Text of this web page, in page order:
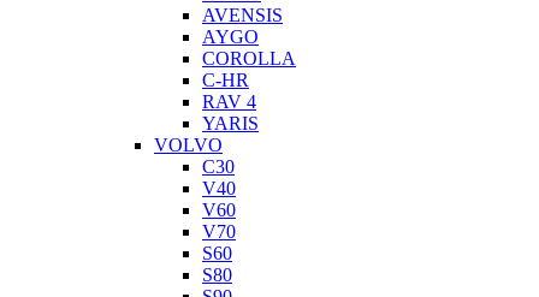
AVENSIS
AYGO
COROLLA
C-HR
RAV 4
YARIS
VOLVO
C30
V40
V60
V70
S60
S80